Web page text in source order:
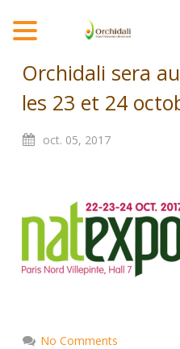
Orchidali sera
les 23 et 24
oct. 05, 2017
No Comments